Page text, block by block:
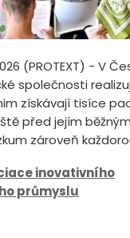
(PROTEXT) - V
společnosti
získávají tisíce
před jejím
zároveň
inovativního
průmyslu